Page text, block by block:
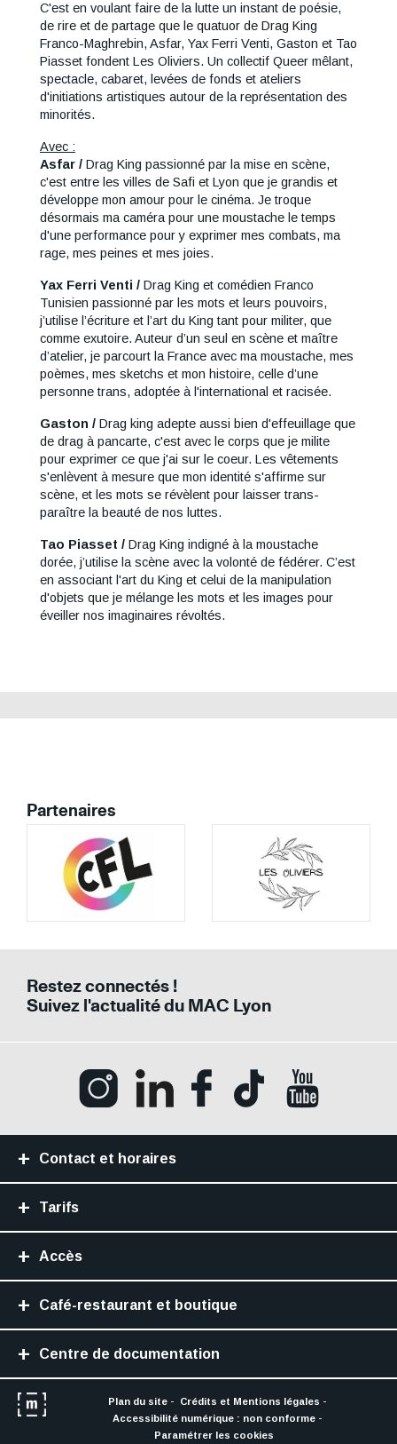
savoir
plus
:
Droite
C'est en voulant faire de la lutte un instant de poésie,
de rire et de partage que le quatuor de Drag King
Franco-Maghrebin, Asfar, Yax Ferri Venti, Gaston et Tao
Piasset fondent Les Oliviers. Un collectif Queer mêlant,
spectacle, cabaret, levées de fonds et ateliers
d'initiations artistiques autour de la représentation des
minorités.
Avec :
Asfar / Drag King passionné par la mise en scène,
c'est entre les villes de Safi et Lyon que je grandis et
développe mon amour pour le cinéma. Je troque
désormais ma caméra pour une moustache le temps
d'une performance pour y exprimer mes combats, ma
rage, mes peines et mes joies.
Yax Ferri Venti / Drag King et comédien Franco
Tunisien passionné par les mots et leurs pouvoirs,
j’utilise l’écriture et l’art du King tant pour militer, que
comme exutoire. Auteur d’un seul en scène et maître
d’atelier, je parcourt la France avec ma moustache, mes
poèmes, mes sketchs et mon histoire, celle d’une
personne trans, adoptée à l'international et racisée.
Gaston / Drag king adepte aussi bien d'effeuillage que
de drag à pancarte, c'est avec le corps que je milite
pour exprimer ce que j'ai sur le coeur. Les vêtements
s'enlèvent à mesure que mon identité s'affirme sur
scène, et les mots se révèlent pour laisser trans-
paraître la beauté de nos luttes.
Tao Piasset / Drag King indigné à la moustache
dorée, j’utilise la scène avec la volonté de fédérer. C’est
en associant l'art du King et celui de la manipulation
d'objets que je mélange les mots et les images pour
éveiller nos imaginaires révoltés.
Partenaires
Restez connectés !
Suivez l'actualité du MAC Lyon
Ouvrir la page Instagram (Nouvelle
Ouvrir la page LinkedIn
Ouvrir la page Facebook
Ouvrir la page
Contact et horaires
Tarifs
Accès
Café-restaurant et boutique
Centre de documentation
Plan du site
Crédits et Mentions légales
Accessibilité numérique : non conforme
Paramétrer les cookies